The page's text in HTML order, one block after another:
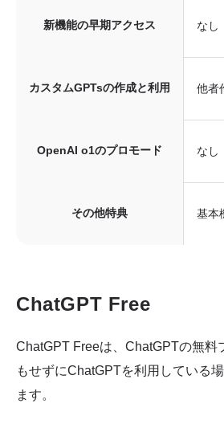
新機能の早期アクセス なし
カスタムGPTsの作成と利用 他者
OpenAI o1のプロモード なし
その他特典 基本
ChatGPT Free
ChatGPT Freeは、ChatGPTの無料
もせずにChatGPTを利用している
ます。